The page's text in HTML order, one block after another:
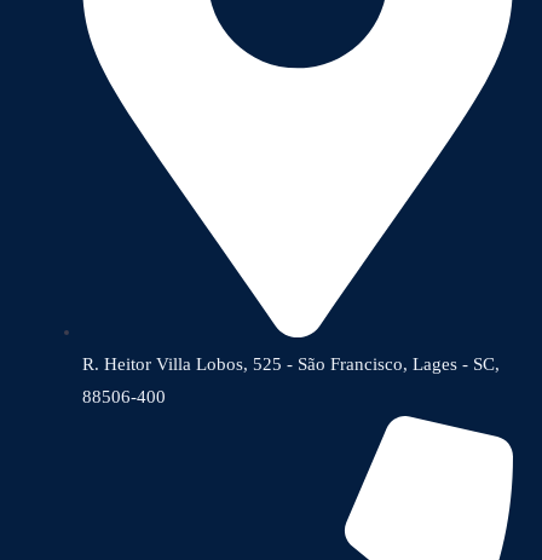
R. Heitor Villa Lobos, 525 - São Francisco, Lages - SC,
88506-400